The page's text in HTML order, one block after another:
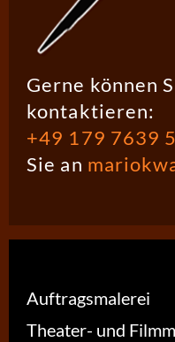
Gerne können
kontaktieren:
+49 179 7639
Sie an
Auftragsmalerei
Theater- und